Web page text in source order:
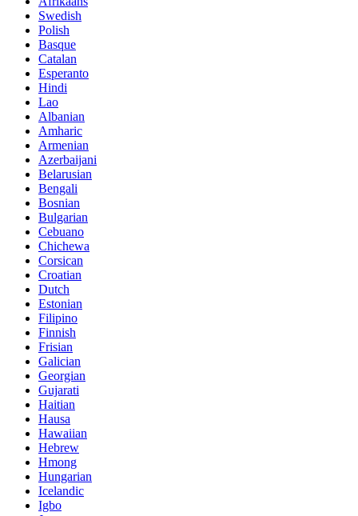
Swedish
Polish
Basque
Catalan
Esperanto
Hindi
Lao
Albanian
Amharic
Armenian
Azerbaijani
Belarusian
Bengali
Bosnian
Bulgarian
Cebuano
Chichewa
Corsican
Croatian
Dutch
Estonian
Filipino
Finnish
Frisian
Galician
Georgian
Gujarati
Haitian
Hausa
Hawaiian
Hebrew
Hmong
Hungarian
Icelandic
Igbo